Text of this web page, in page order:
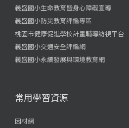
義盛國小生命教育暨身心障礙宣導
義盛國小防災教育評鑑專區
桃園市健康促進學校計畫輔導訪視平台
義盛國小交通安全評鑑網
義盛國小永續發展與環境教育網
常用學習資源
因材網